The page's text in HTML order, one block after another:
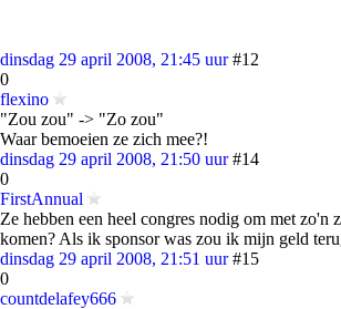
dinsdag 29 april 2008, 21:45 uur #12
0
flexino
"Zou zou" -> "Zo zou"
Waar bemoeien ze zich mee?!
dinsdag 29 april 2008, 21:50 uur #14
0
FirstAnnual
Ze hebben een heel congres nodig om met zo'n
komen? Als ik sponsor was zou ik mijn geld
dinsdag 29 april 2008, 21:51 uur #15
0
countdelafey666